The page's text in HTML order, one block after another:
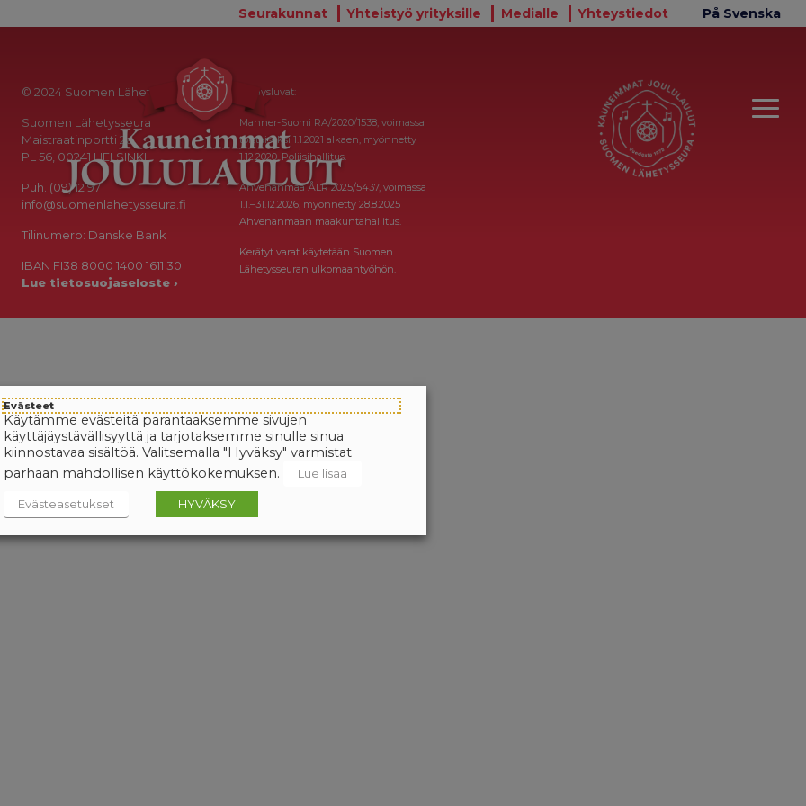
Seurakunnat Yhteistyö yrityksille Medialle Yhteystiedot På Svenska
© 2024 Suomen Lähetysseura
Suomen Lähetysseura
Maistraatinportti 2a
PL 56, 00241 HELSINKI
Puh. (09) 12 971
info@suomenlahetysseura.fi
Tilinumero: Danske Bank
IBAN FI38 8000 1400 1611 30
Lue tietosuojaseloste ›
Keräysluvat:
Manner-Suomi RA/2020/1538, voimassa
toistaiseksi 1.1.2021 alkaen, myönnetty
1.12.2020, Poliisihallitus.
Ahvenanmaa ÅLR 2025/5437, voimassa
1.1.–31.12.2026, myönnetty 28.8.2025
Ahvenanmaan maakuntahallitus.
Kerätyt varat käytetään Suomen
Lähetysseuran ulkomaantyöhön.
Evästeet
Käytämme evästeitä parantaaksemme sivujen
käyttäjäystävällisyyttä ja tarjotaksemme sinulle sinua
kiinnostavaa sisältöä. Valitsemalla "Hyväksy" varmistat
parhaan mahdollisen käyttökokemuksen.
Lue lisää
Evästeasetukset HYVÄKSY